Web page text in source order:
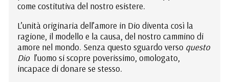
come costitutiva del nostro esistere.
L’unità originaria dell’amore in Dio diventa così la
ragione, il modello e la causa, del nostro cammino di
amore nel mondo. Senza questo sguardo verso questo
Diol’uomo si scopre poverissimo, omologato,
incapace di donare se stesso.